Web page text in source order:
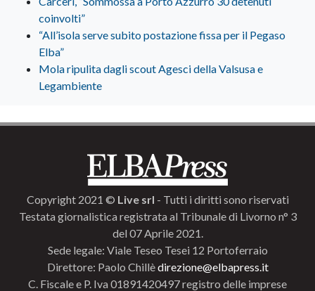
coinvolti”
“All’isola serve subito postazione fissa per il Pegaso
Elba”
Mola ripulita dagli scout Agesci della Valsusa e
Legambiente
Copyright 2021 © Live srl - Tutti i diritti sono riservati
Testata giornalistica registrata al Tribunale di Livorno n° 3
del 07 Aprile 2021.
Sede legale: Viale Teseo Tesei 12 Portoferraio
Direttore: Paolo Chillèdirezione@elbapress.it
C. Fiscale e P. Iva 01891420497 registro delle imprese